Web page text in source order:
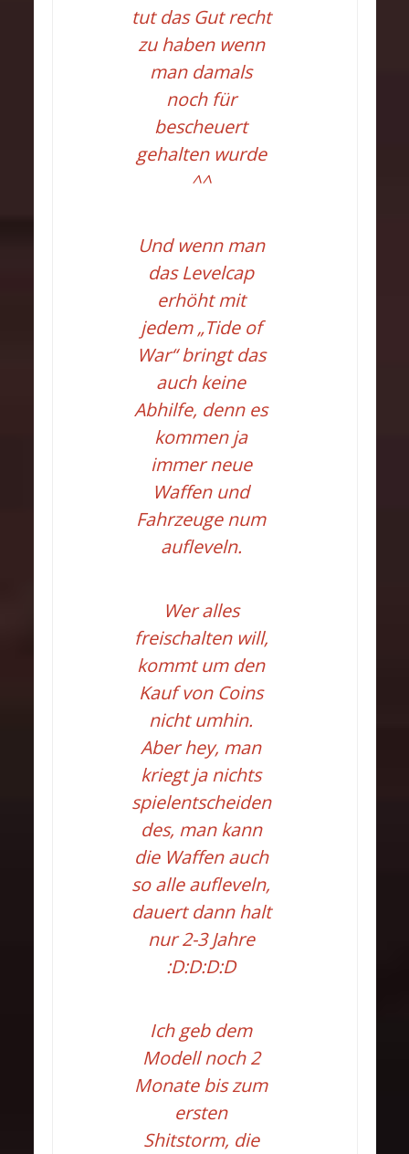
tut das Gut recht
zu haben wenn
man damals
noch für
bescheuert
gehalten wurde
^^
Und wenn man
das Levelcap
erhöht mit
jedem „Tide of
War“ bringt das
auch keine
Abhilfe, denn es
kommen ja
immer neue
Waffen und
Fahrzeuge num
aufleveln.
Wer alles
freischalten will,
kommt um den
Kauf von Coins
nicht umhin.
Aber hey, man
kriegt ja nichts
spielentscheiden
des, man kann
die Waffen auch
so alle aufleveln,
dauert dann halt
nur 2-3 Jahre
:D:D:D:D
Ich geb dem
Modell noch 2
Monate bis zum
ersten
Shitstorm, die